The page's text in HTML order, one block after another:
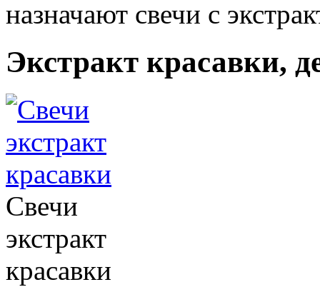
назначают свечи с
Экстракт красавки,
Cвечи
экстракт
красавки